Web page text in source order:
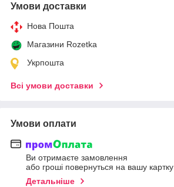
Умови доставки
Нова Пошта
Магазини Rozetka
Укрпошта
Всі умови доставки
Умови оплати
Ви отримаєте замовлення
або гроші повернуться на вашу картку
Детальніше